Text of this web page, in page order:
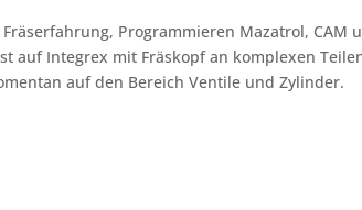
Programmieren Mazatrol, CAM
auf Integrex mit Fräskopf an komplexen
auf den Bereich Ventile und Zylinder.